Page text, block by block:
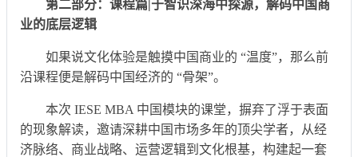
第二部分：课程篇|于智识深海中探源，解码中国商
业的底层逻辑
如果说文化体验是触摸中国商业的 “温度”，那么前
沿课程便是解码中国经济的 “骨架”。
本次 IESE MBA 中国模块的课堂，摒弃了浮于表面
的现象解读，邀请深耕中国市场多年的顶尖学者，从经
济脉络、商业战略、运营逻辑到文化根基，构建起一套